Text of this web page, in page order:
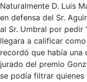
Naturalmente D. Luis
en defensa del Sr.
al Sr. Umbral por pedir
llegara a calificar
recordó que había
jurado del premio
se podía filtrar quienes